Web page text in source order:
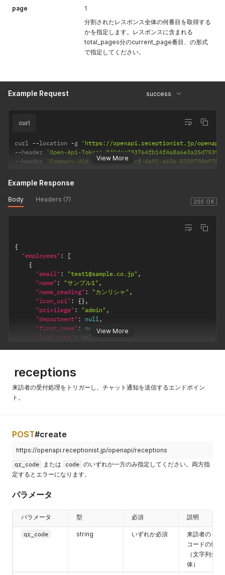
page
1
分割されたレスポンス全体の何番目を取得する
かを指定します。レスポンスに含まれる
total_pages分のcurrent_page番目、の形式
で指定してください。
Example Request success
View More
curl
curl --location -g
'https://openapi.receptionist.jp/openapi/
--header
'Open-Api-Token: 849dec233764fb14f4a8a6e3a25d7539'
--header 'Company-Uid: 7f3d7c1b-e6cf-4a92-a65e-8250790e978e'
200 OK
Example Response
Body Headers (7)
View More
{
"employees" :
[
{
"email" : "test1@sample.co.jp" ,
"name" : "サンプル1" ,
"name_reading" : "カンリシャ" ,
"icon_uri" : {} ,
"privilege" : "admin" ,
"department" : null,
"first_name" : null,
"last_name" : null ,
]
{
"url":
"url": null
}
},
"department"
"first_name"
"last_name": null,
"uqid"
"3e1a3854-502e-406f-92cb-7c913b622f1d",
"サンプル本社"
receptions
来訪者の受付処理をトリガーし、チャット通知を送信するエンドポイン
ト。
POST#create
https://openapi.receptionist.jp/openapi/receptions
qr_code
または code のいずれか一方のみ指定してください。両方指
定するとエラーになります。
パラメータ
パラメータ 型 必須 説明
qr_code string いずれか必須
来訪者の QR
コードの値
（文字列全
体）